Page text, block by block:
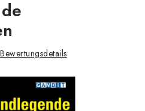
Bewertungsdetails